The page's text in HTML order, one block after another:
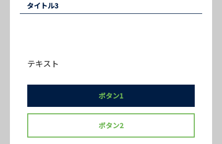
タイトル3
テキスト
ボタン1
ボタン2